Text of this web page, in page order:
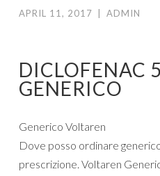
APRIL 11, 2017 ADMIN
DICLOFENAC
GENERICO
Generico Voltaren
Dove posso ordinare
prescrizione. Voltaren